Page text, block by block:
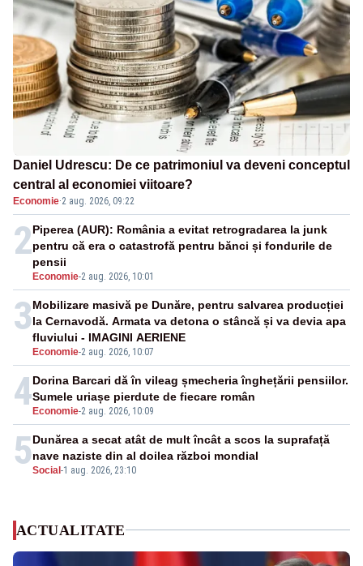
Daniel Udrescu: De ce patrimoniul va deveni conceptul
central al economiei viitoare?
Economie·2 aug. 2026, 09:22
2
Economie-2 aug. 2026, 10:01
Piperea (AUR): România a evitat retrogradarea la junk
pentru că era o catastrofă pentru bănci și fondurile de
pensii
3
Economie-2 aug. 2026, 10:07
Mobilizare masivă pe Dunăre, pentru salvarea producției
la Cernavodă. Armata va detona o stâncă și va devia apa
fluviului - IMAGINI AERIENE
4Economie-2 aug. 2026, 10:09
Dorina Barcari dă în vileag șmecheria înghețării pensiilor.
Sumele uriașe pierdute de fiecare român
5Social-1 aug. 2026, 23:10
Dunărea a secat atât de mult încât a scos la suprafață
nave naziste din al doilea război mondial
ACTUALITATE